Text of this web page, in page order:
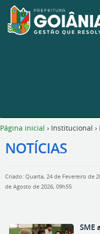
Página inicial › Institucional ›
NOTÍCIAS
Criado: Quarta, 24 de Fevereiro de
de Agosto de 2026, 09h55
SME